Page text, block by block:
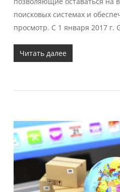
поисковых системах и
просмотр. С 1 января 2017 г.
Читать далее